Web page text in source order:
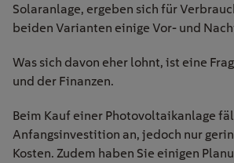
Solaranlage, ergeben sich für
beiden Varianten einige Vor- und
Was sich davon eher lohnt, ist eine
und der Finanzen.
Beim Kauf einer Photovoltaikanlage
Anfangsinvestition an, jedoch nur
Kosten. Zudem haben Sie einigen